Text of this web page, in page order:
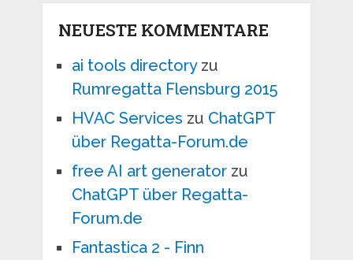
NEUESTE KOMMENTARE
ai tools directoryzu
Rumregatta Flensburg 2015
HVAC Services zu ChatGPT
über Regatta-Forum.de
free AI art generatorzu
ChatGPT über Regatta-
Forum.de
Fantastica 2 - Finn